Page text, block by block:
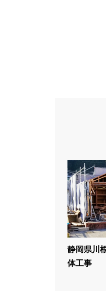
静岡県川
体工事